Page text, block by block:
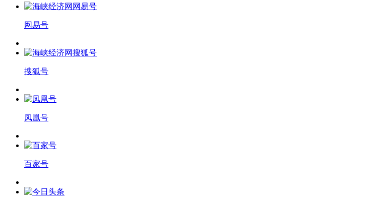
网易号
搜狐号
凤凰号
百家号